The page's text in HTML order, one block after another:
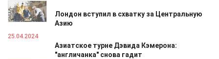
26.04.2024
Лондон вступил в схватку за Центральную
Азию
25.04.2024
Азиатское турне Дэвида Кэмерона:
"англичанка" снова гадит